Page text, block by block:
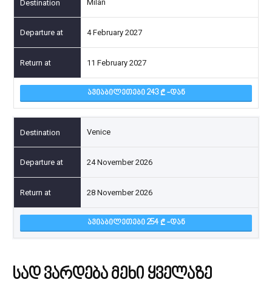
Milan
4 February 2027
11 February 2027
ᲐᲕᲘᲐᲑᲘᲚᲔᲗᲔᲑᲘ 243 -ᲓᲐᲜ
Venice
24 November 2026
28 November 2026
ᲐᲕᲘᲐᲑᲘᲚᲔᲗᲔᲑᲘ 254 -ᲓᲐᲜ
სად ვარდება მეხი ყველაზე